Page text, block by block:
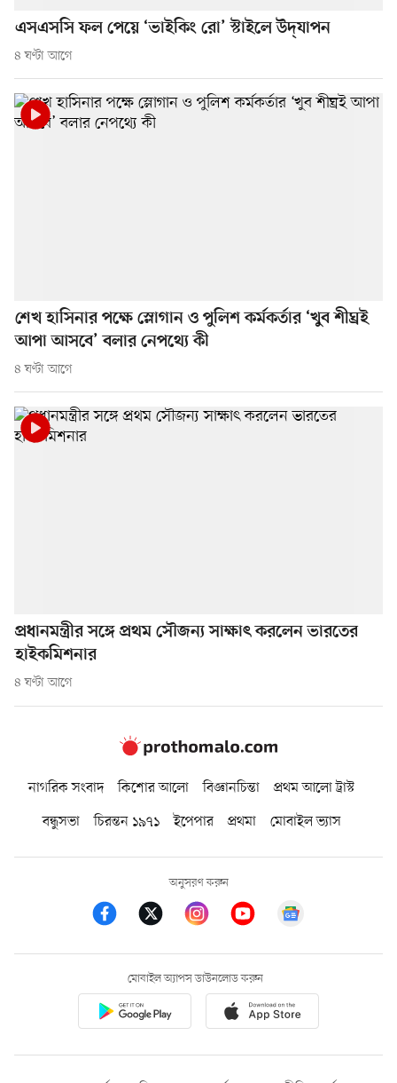
এসএসসি ফল পেয়ে ‘ভাইকিং রো’ স্টাইলে উদ্‌যাপন
৪ ঘণ্টা আগে
শেখ হাসিনার পক্ষে স্লোগান ও পুলিশ কর্মকর্তার ‘খুব শীঘ্রই
আপা আসবে’ বলার নেপথ্যে কী
৪ ঘণ্টা আগে
প্রধানমন্ত্রীর সঙ্গে প্রথম সৌজন্য সাক্ষাৎ করলেন ভারতের
হাইকমিশনার
৪ ঘণ্টা আগে
নাগরিক সংবাদ কিশোর আলো বিজ্ঞানচিন্তা
প্রথম আলো ট্রাস্ট
বন্ধুসভা
চিরন্তন ১৯৭১ ইপেপার প্রথমা মোবাইল ভ্যাস
অনুসরণ করুন
মোবাইল অ্যাপস ডাউনলোড করুন